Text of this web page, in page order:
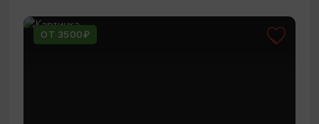
ОТ 3500₽